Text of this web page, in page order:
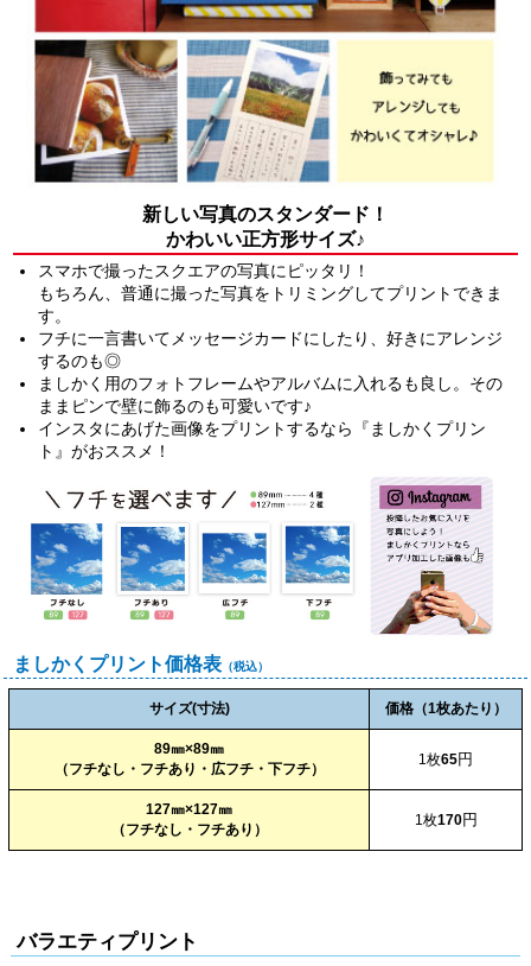
新しい写真のスタンダード！
かわいい正方形サイズ♪
スマホで撮ったスクエアの写真にピッタリ！
もちろん、普通に撮った写真をトリミングしてプリントできま
す。
フチに一言書いてメッセージカードにしたり、好きにアレンジ
するのも◎
ましかく用のフォトフレームやアルバムに入れるも良し。その
ままピンで壁に飾るのも可愛いです♪
インスタにあげた画像をプリントするなら『ましかくプリン
ト』がおススメ！
ましかくプリント価格表 （税込）
サイズ(寸法) 価格（1枚あたり）
89㎜×89㎜
（フチなし・フチあり・広フチ・下フチ）
1枚65円
127㎜×127㎜
（フチなし・フチあり）
1枚170円
バラエティプリント